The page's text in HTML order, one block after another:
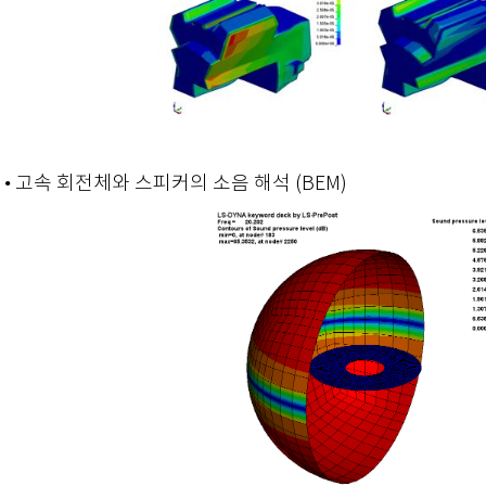
• 고속 회전체와 스피커의 소음 해석 (BEM)